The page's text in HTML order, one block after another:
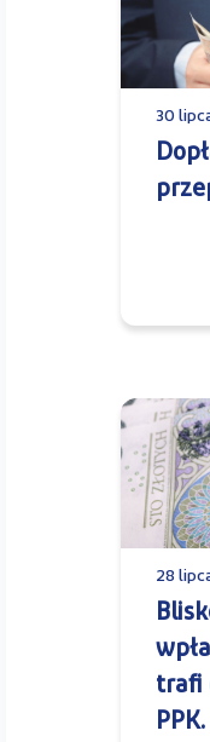
30
28
trafi